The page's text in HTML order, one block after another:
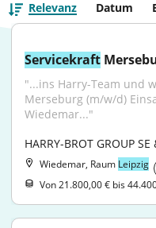
Relevanz Datum
Servicekraft
"...ins Harry-Team und
Merseburg (m/w/d)
Wiedemar..."
HARRY-BROT GROUP SE
Wiedemar, Raum Leipzig
Von 21.800,00 € bis